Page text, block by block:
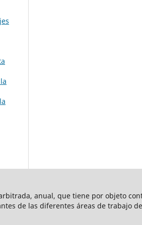
anual, que tiene por objeto
de las diferentes áreas de trabajo